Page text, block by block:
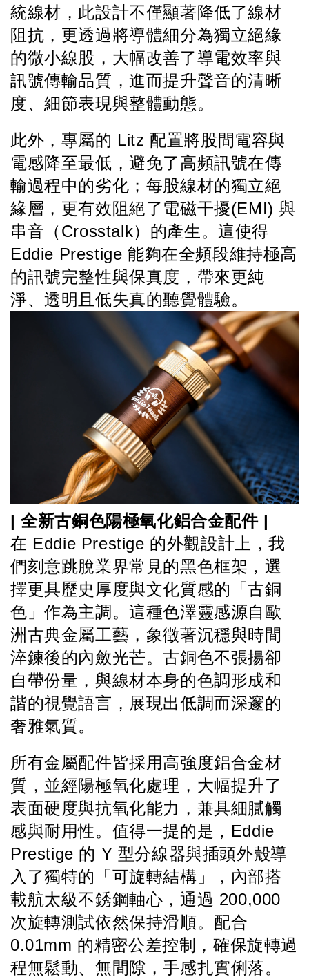
統線材，此設計不僅顯著降低了線材
阻抗，更透過將導體細分為獨立絕緣
的微小線股，大幅改善了導電效率與
訊號傳輸品質，進而提升聲音的清晰
度、細節表現與整體動態。
此外，專屬的 Litz 配置將股間電容與
電感降至最低，避免了高頻訊號在傳
輸過程中的劣化；每股線材的獨立絕
緣層，更有效阻絕了電磁干擾(EMI) 與
串音（Crosstalk）的產生。這使得
Eddie Prestige 能夠在全頻段維持極高
的訊號完整性與保真度，帶來更純
淨、透明且低失真的聽覺體驗。
| 全新古銅色陽極氧化鋁合金配件 |
在 Eddie Prestige 的外觀設計上，我
們刻意跳脫業界常見的黑色框架，選
擇更具歷史厚度與文化質感的「古銅
色」作為主調。這種色澤靈感源自歐
洲古典金屬工藝，象徵著沉穩與時間
淬鍊後的內斂光芒。古銅色不張揚卻
自帶份量，與線材本身的色調形成和
諧的視覺語言，展現出低調而深邃的
奢雅氣質。
所有金屬配件皆採用高強度鋁合金材
質，並經陽極氧化處理，大幅提升了
表面硬度與抗氧化能力，兼具細膩觸
感與耐用性。值得一提的是，Eddie
Prestige 的 Y 型分線器與插頭外殼導
入了獨特的「可旋轉結構」，內部搭
載航太級不銹鋼軸心，通過 200,000
次旋轉測試依然保持滑順。配合
0.01mm 的精密公差控制，確保旋轉過
程無鬆動、無間隙，手感扎實俐落。